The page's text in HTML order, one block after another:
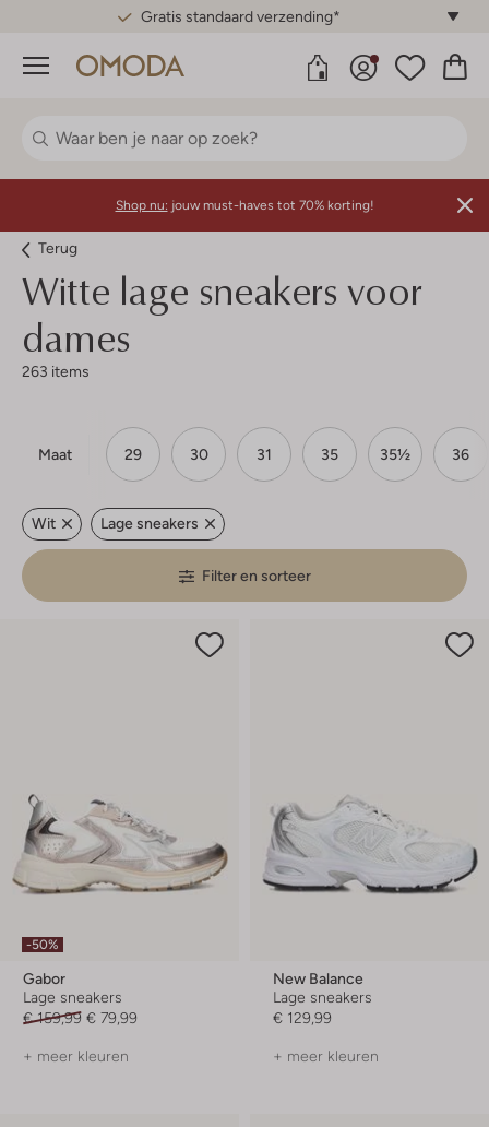
Gratis standaard verzending*
Menu
Shop nu: jouw must-haves tot 70% korting!
Terug
Witte lage sneakers voor
dames
263 items
Maat 29 30 31 35 35½ 36
Wit Lage sneakers
Filter en sorteer
-50%
Gabor
Lage sneakers
€ 159,99 € 79,99
+ meer kleuren
New Balance
Lage sneakers
€ 129,99
+ meer kleuren